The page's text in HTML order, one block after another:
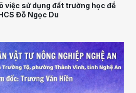
việc sử dụng đất trường học để
Đỗ Ngọc Du